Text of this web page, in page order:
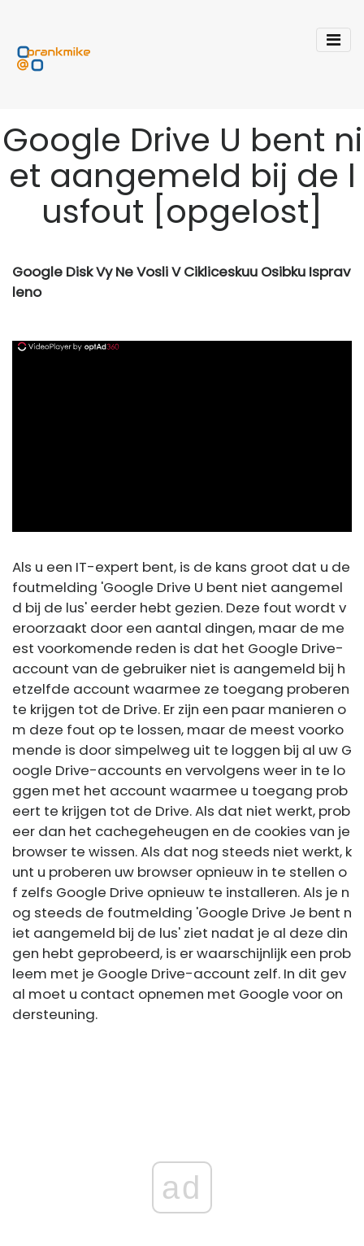
Google Drive U bent ni
et aangemeld bij de l
usfout [opgelost]
Google Disk Vy Ne Vosli V Cikliceskuu Osibku Isprav
leno
Als u een IT-expert bent, is de kans groot dat u de
foutmelding 'Google Drive U bent niet aangemel
d bij de lus' eerder hebt gezien. Deze fout wordt v
eroorzaakt door een aantal dingen, maar de me
est voorkomende reden is dat het Google Drive-
account van de gebruiker niet is aangemeld bij h
etzelfde account waarmee ze toegang proberen
te krijgen tot de Drive. Er zijn een paar manieren o
m deze fout op te lossen, maar de meest voorko
mende is door simpelweg uit te loggen bij al uw G
oogle Drive-accounts en vervolgens weer in te lo
ggen met het account waarmee u toegang prob
eert te krijgen tot de Drive. Als dat niet werkt, prob
eer dan het cachegeheugen en de cookies van je
browser te wissen. Als dat nog steeds niet werkt, k
unt u proberen uw browser opnieuw in te stellen o
f zelfs Google Drive opnieuw te installeren. Als je n
og steeds de foutmelding 'Google Drive Je bent n
iet aangemeld bij de lus' ziet nadat je al deze din
gen hebt geprobeerd, is er waarschijnlijk een prob
leem met je Google Drive-account zelf. In dit gev
al moet u contact opnemen met Google voor on
dersteuning.
ad